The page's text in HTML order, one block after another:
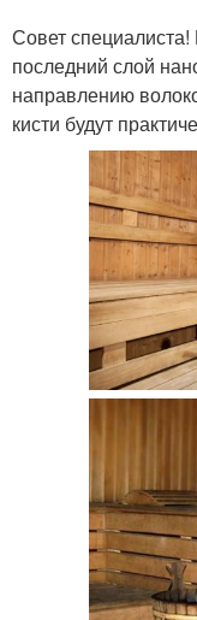
Совет
последний слой
направлению
кисти будут